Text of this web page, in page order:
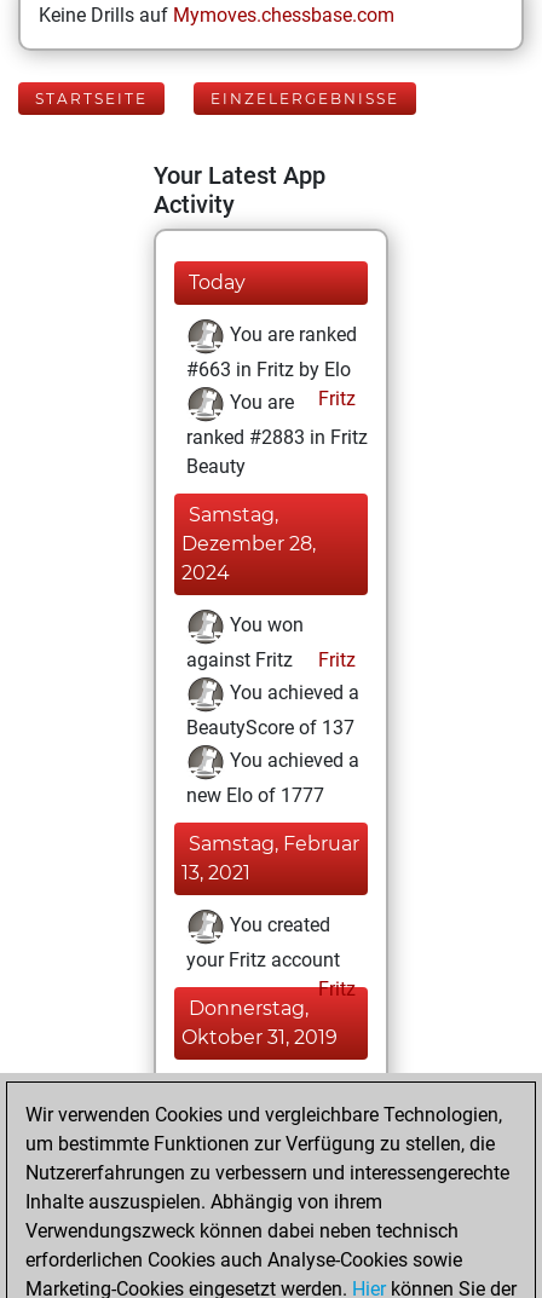
Keine Drills auf Mymoves.chessbase.com
STARTSEITE EINZELERGEBNISSE
Your Latest App
Activity
Today
You are ranked
#663 in Fritz by Elo
Fritz
You are
ranked #2883 in Fritz
Beauty
Samstag,
Dezember 28,
2024
You won
against Fritz
Fritz
You achieved a
BeautyScore of 137
You achieved a
new Elo of 1777
Samstag, Februar
13, 2021
You created
your Fritz account
Fritz
Donnerstag,
Oktober 31, 2019
You played 1
blitz games
Play
You scored +1
=0 -0 in blitz
Montag, Januar 4,
2016
Wir verwenden Cookies und vergleichbare Technologien,
um bestimmte Funktionen zur Verfügung zu stellen, die
Nutzererfahrungen zu verbessern und interessengerechte
Inhalte auszuspielen. Abhängig von ihrem
Verwendungszweck können dabei neben technisch
erforderlichen Cookies auch Analyse-Cookies sowie
Marketing-Cookies eingesetzt werden. Hierkönnen Sie der